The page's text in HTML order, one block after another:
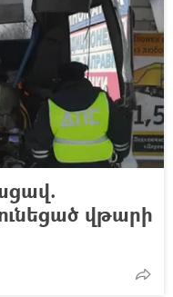
վթարի